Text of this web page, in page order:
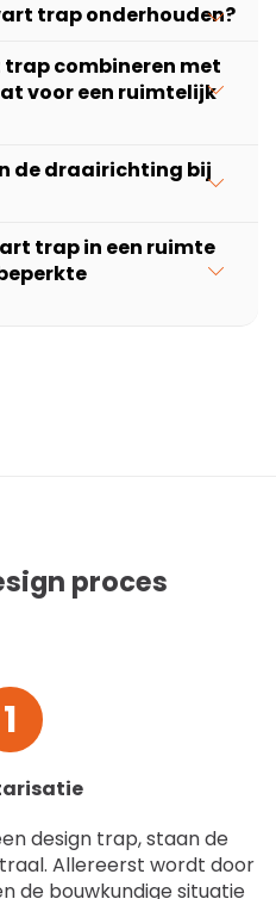
trap onderhouden?
trap combineren met
voor een ruimtelijk
de draairichting bij
trap in een ruimte
proces
1
design trap, staan de
Allereerst wordt door
de bouwkundige situatie